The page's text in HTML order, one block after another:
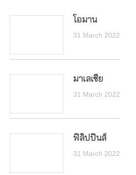
โอมาน
31 March 2022
มาเลเซีย
31 March 2022
ฟิลิปปินส์
31 March 2022